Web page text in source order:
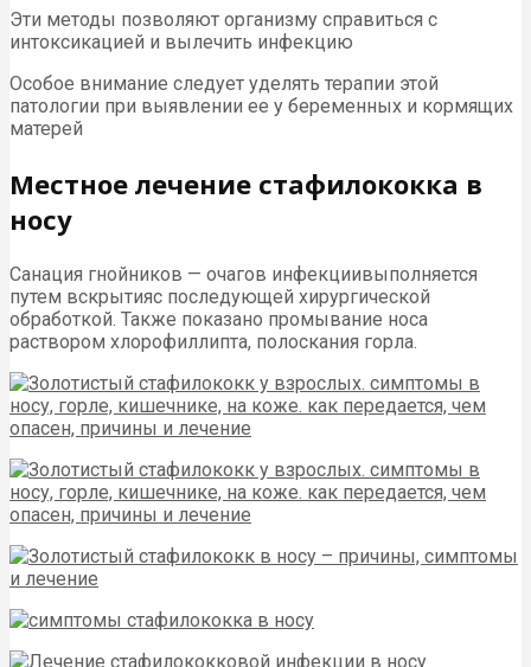
Эти методы позволяют организму справиться с
интоксикацией и вылечить инфекцию
Особое внимание следует уделять терапии этой
патологии при выявлении ее у беременных и кормящих
матерей
Местное лечение стафилококка в
носу
Санация гнойников — очагов инфекциивыполняется
путем вскрытияс последующей хирургической
обработкой. Также показано промывание носа
раствором хлорофиллипта, полоскания горла.